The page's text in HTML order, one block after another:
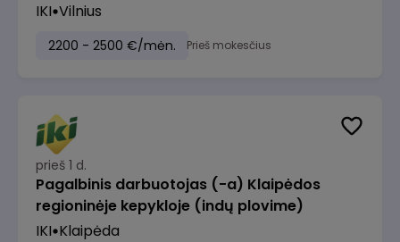
IKI Vilnius
2200 - 2500 €/mėn. Prieš mokesčius
prieš 1 d.
Pagalbinis darbuotojas (-a) Klaipėdos
regioninėje kepykloje (indų plovime)
IKI Klaipėda